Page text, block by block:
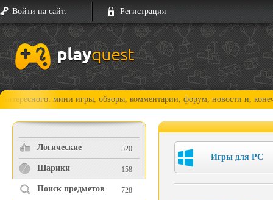
Войти на сайт: Регистрация
мини игры, обзоры, комментарии, форум, новости и, конечно,
Логические 520
Шарики 158
Поиск предметов 728
Игры для PC